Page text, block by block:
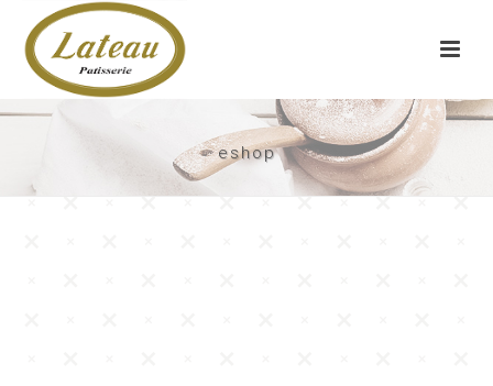
eshop